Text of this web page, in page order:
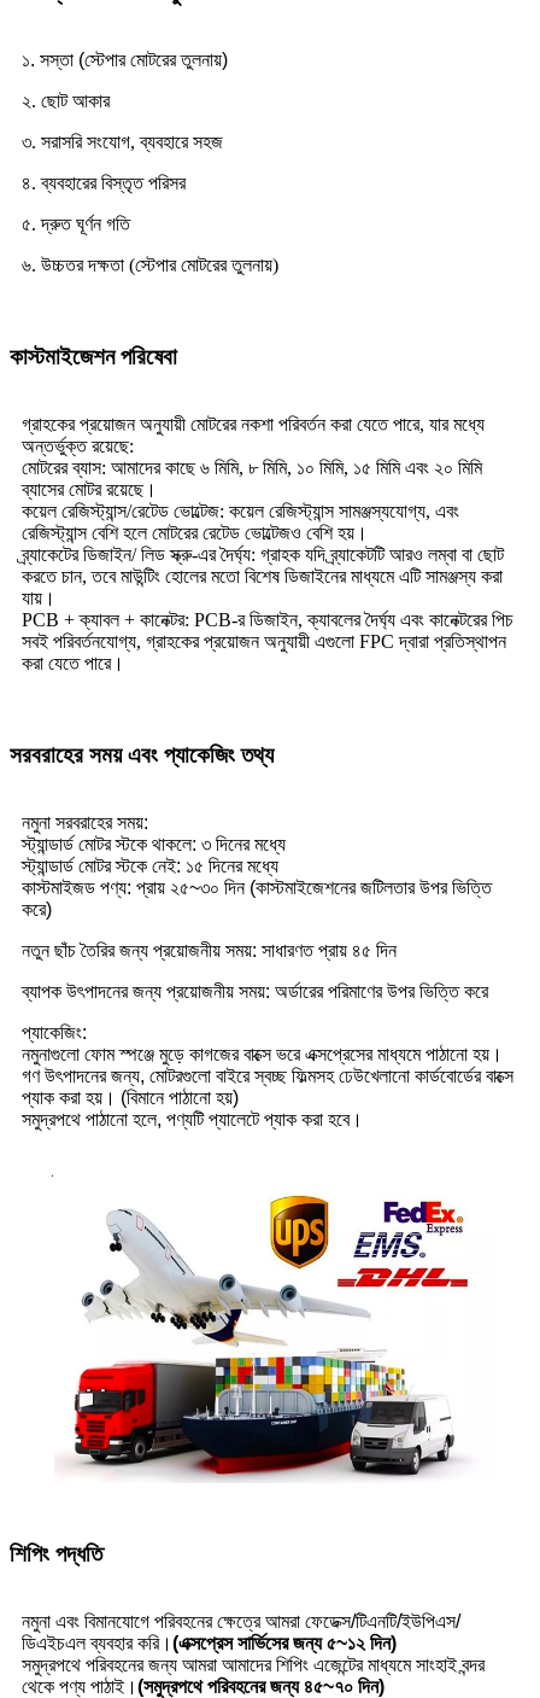
১. সস্তা (স্টেপার মোটরের তুলনায়)
২. ছোট আকার
৩. সরাসরি সংযোগ, ব্যবহারে সহজ
৪. ব্যবহারের বিস্তৃত পরিসর
৫. দ্রুত ঘূর্ণন গতি
৬. উচ্চতর দক্ষতা (স্টেপার মোটরের তুলনায়)
কাস্টমাইজেশন পরিষেবা
গ্রাহকের প্রয়োজন অনুযায়ী মোটরের নকশা পরিবর্তন করা যেতে পারে, যার মধ্যে
অন্তর্ভুক্ত রয়েছে:
মোটরের ব্যাস: আমাদের কাছে ৬ মিমি, ৮ মিমি, ১০ মিমি, ১৫ মিমি এবং ২০ মিমি
ব্যাসের মোটর রয়েছে।
কয়েল রেজিস্ট্যান্স/রেটেড ভোল্টেজ: কয়েল রেজিস্ট্যান্স সামঞ্জস্যযোগ্য, এবং
রেজিস্ট্যান্স বেশি হলে মোটরের রেটেড ভোল্টেজও বেশি হয়।
ব্র্যাকেটের ডিজাইন/ লিড স্ক্রু-এর দৈর্ঘ্য: গ্রাহক যদি ব্র্যাকেটটি আরও লম্বা বা ছোট
করতে চান, তবে মাউন্টিং হোলের মতো বিশেষ ডিজাইনের মাধ্যমে এটি সামঞ্জস্য করা
যায়।
PCB + ক্যাবল + কানেক্টর: PCB-র ডিজাইন, ক্যাবলের দৈর্ঘ্য এবং কানেক্টরের পিচ
সবই পরিবর্তনযোগ্য, গ্রাহকের প্রয়োজন অনুযায়ী এগুলো FPC দ্বারা প্রতিস্থাপন
করা যেতে পারে।
সরবরাহের সময় এবং প্যাকেজিং তথ্য
নমুনা সরবরাহের সময়:
স্ট্যান্ডার্ড মোটর স্টকে থাকলে: ৩ দিনের মধ্যে
স্ট্যান্ডার্ড মোটর স্টকে নেই: ১৫ দিনের মধ্যে
কাস্টমাইজড পণ্য: প্রায় ২৫~৩০ দিন (কাস্টমাইজেশনের জটিলতার উপর ভিত্তি
করে)
নতুন ছাঁচ তৈরির জন্য প্রয়োজনীয় সময়: সাধারণত প্রায় ৪৫ দিন
ব্যাপক উৎপাদনের জন্য প্রয়োজনীয় সময়: অর্ডারের পরিমাণের উপর ভিত্তি করে
প্যাকেজিং:
নমুনাগুলো ফোম স্পঞ্জে মুড়ে কাগজের বাক্সে ভরে এক্সপ্রেসের মাধ্যমে পাঠানো হয়।
গণ উৎপাদনের জন্য, মোটরগুলো বাইরে স্বচ্ছ ফিল্মসহ ঢেউখেলানো কার্ডবোর্ডের বাক্সে
প্যাক করা হয়। (বিমানে পাঠানো হয়)
সমুদ্রপথে পাঠানো হলে, পণ্যটি প্যালেটে প্যাক করা হবে।
শিপিং পদ্ধতি
নমুনা এবং বিমানযোগে পরিবহনের ক্ষেত্রে আমরা ফেডেক্স/টিএনটি/ইউপিএস/
ডিএইচএল ব্যবহার করি। (এক্সপ্রেস সার্ভিসের জন্য ৫~১২ দিন)
সমুদ্রপথে পরিবহনের জন্য আমরা আমাদের শিপিং এজেন্টের মাধ্যমে সাংহাই বন্দর
থেকে পণ্য পাঠাই। (সমুদ্রপথে পরিবহনের জন্য ৪৫~৭০ দিন)